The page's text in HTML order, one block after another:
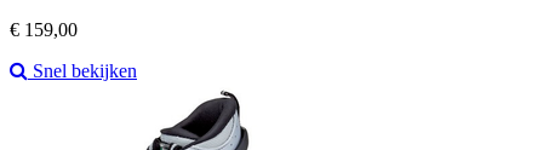
Prijs
€ 159,00
Snel bekijken